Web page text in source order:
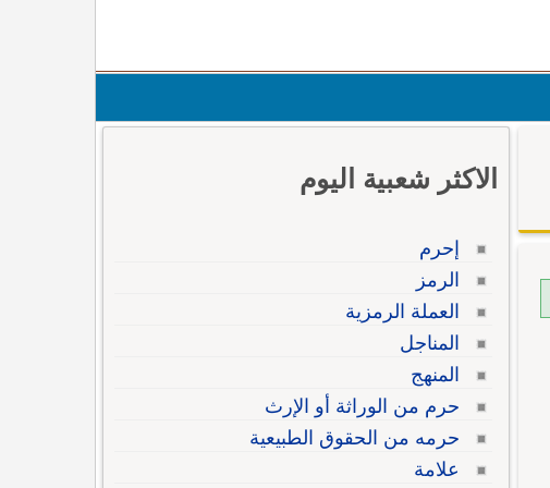
الاكثر شعبية اليوم
إحرم
الرمز
العملة الرمزية
المناجل
المنهج
حرم من الوراثة أو الإرث
حرمه من الحقوق الطبيعية
علامة